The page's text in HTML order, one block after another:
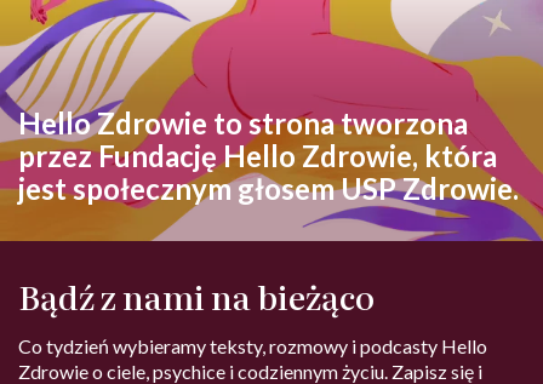
Hello Zdrowie to strona tworzona
przez Fundację Hello Zdrowie, która
jest społecznym głosem USP Zdrowie.
Bądź z nami na bieżąco
Co tydzień wybieramy teksty, rozmowy i podcasty Hello
Zdrowie o ciele, psychice i codziennym życiu. Zapisz się i